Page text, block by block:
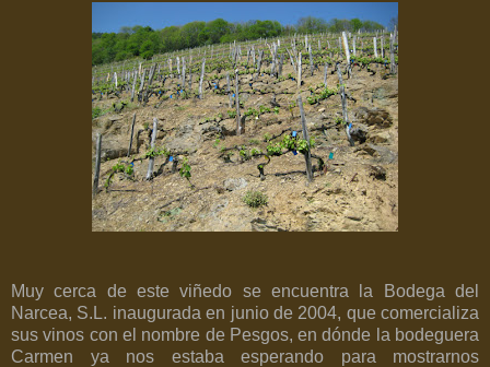
Muy cerca de este viñedo se encuentra la Bodega del
Narcea, S.L. inaugurada en junio de 2004, que comercializa
sus vinos con el nombre de Pesgos, en dónde la bodeguera
Carmen ya nos estaba esperando para mostrarnos